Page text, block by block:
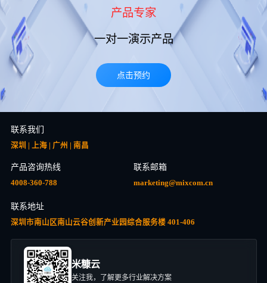
产品专家
一对一演示产品
点击预约
联系我们
深圳 | 上海 | 广州 | 南昌
产品咨询热线
4008-360-788
联系邮箱
marketing@mixcom.cn
联系地址
深圳市南山区南山云谷创新产业园综合服务楼 401-406
米糠云
关注我，了解更多行业解决方案